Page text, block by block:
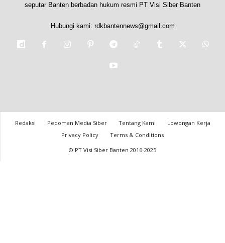
seputar Banten berbadan hukum resmi PT Visi Siber Banten
Hubungi kami: rdkbantennews@gmail.com
Redaksi Pedoman Media Siber Tentang Kami
Lowongan Kerja
Privacy Policy
Terms & Conditions
© PT Visi Siber Banten 2016-2025